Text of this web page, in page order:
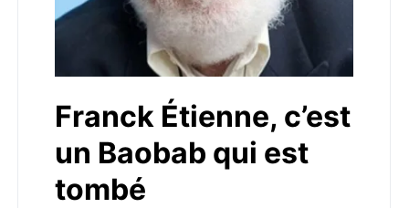
Franck Étienne, c’est
un Baobab qui est
tombé